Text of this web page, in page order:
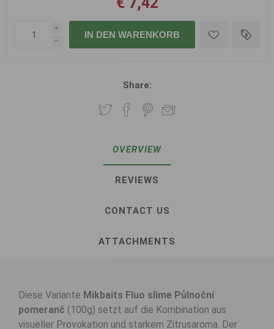
i
h
IN DEN WARENKORB
Share:
OVERVIEW
REVIEWS
CONTACT US
ATTACHMENTS
Diese Variante Mikbaits Fluo slime Půlnoční
pomeranč (100g) setzt auf die Kombination aus
visueller Provokation und starkem Zitrusaroma. Der